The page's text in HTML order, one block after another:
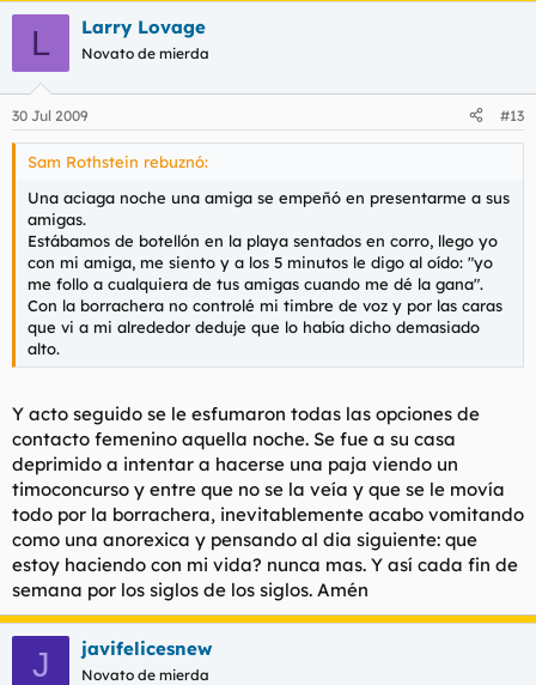
L Larry Lovage
Novato de mierda
30 Jul 2009 #13
Sam Rothstein rebuznó:
Una aciaga noche una amiga se empeñó en presentarme a sus
amigas.
Estábamos de botellón en la playa sentados en corro, llego yo
con mi amiga, me siento y a los 5 minutos le digo al oído: "yo
me follo a cualquiera de tus amigas cuando me dé la gana".
Con la borrachera no controlé mi timbre de voz y por las caras
que vi a mi alrededor deduje que lo había dicho demasiado
alto.
Y acto seguido se le esfumaron todas las opciones de
contacto femenino aquella noche. Se fue a su casa
deprimido a intentar a hacerse una paja viendo un
timoconcurso y entre que no se la veía y que se le movía
todo por la borrachera, inevitablemente acabo vomitando
como una anorexica y pensando al dia siguiente: que
estoy haciendo con mi vida? nunca mas. Y así cada fin de
semana por los siglos de los siglos. Amén
J javifelicesnew
Novato de mierda